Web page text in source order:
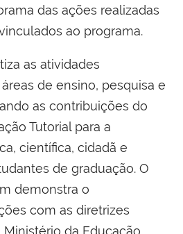
das ações realizadas
ao programa.
as atividades
de ensino, pesquisa e
as contribuições do
Tutorial para a
científica, cidadã e
de graduação. O
demonstra o
com as diretrizes